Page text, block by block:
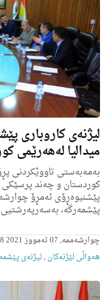
لیژنەی کاروباری
میدالیا لەهەرێمی
بەمەبه‌ستی تاووێکردنی
کوردستان و چه‌ند پرسێكی
پێشمەرگە،
چوارشەممە, 07 تەمووز 2021 14:28
هه‌واڵى لێژنه‌كان,لیژنه‌ى